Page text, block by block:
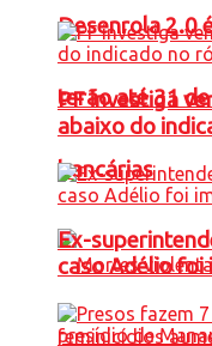
Desenrola 2.0
terão até 31
bancárias
PF investiga
abaixo do
Ex-
caso Adélio foi